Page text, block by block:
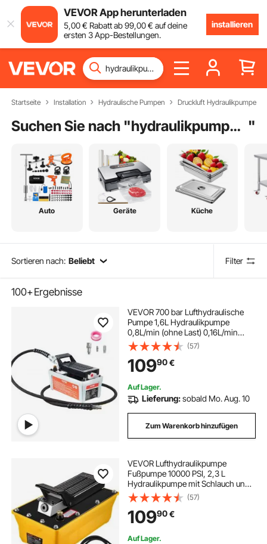
VEVOR App herunterladen
5,00€ Rabatt ab99,00€ auf deine
ersten 3 App-Bestellungen.
installieren
Startseite Installation Hydraulische Pumpen Druckluft Hydraulikpumpe
Suchen Sie nach " hydraulikpumpe 700 bar "
Auto Geräte Küche
Sortieren nach: Beliebt Filter
100+Ergebnisse
VEVOR 700 bar Lufthydraulische
Pumpe 1,6L Hydraulikpumpe
0,8L/min (ohne Last) 0,16L/min
(Belastung) Hydraulische
Fußpumpe mit 2m Schlauch Luft
Fußpumpe Autoreparatur
Öltakelage Maschinenwartung
(57)
10990€
Auf Lager.
Lieferung:sobald Mo. Aug. 10
Zum Warenkorb hinzufügen
VEVOR Lufthydraulikpumpe
Fußpumpe 10000 PSI, 2,3 L
Hydraulikpumpe mit Schlauch und
Spritzpistole, 700 kg/cm²
Einstellbarer Druck und 0,7-1
Bereich für das Aufrüsten und
Bewegen von schweren Maschine
(57)
10990€
Auf Lager.